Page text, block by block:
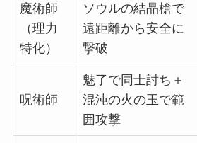
魔術師
（理力
特化）
ソウルの結晶槍で
遠距離から安全に
撃破
呪術師
魅了で同士討ち＋
混沌の火の玉で範
囲攻撃